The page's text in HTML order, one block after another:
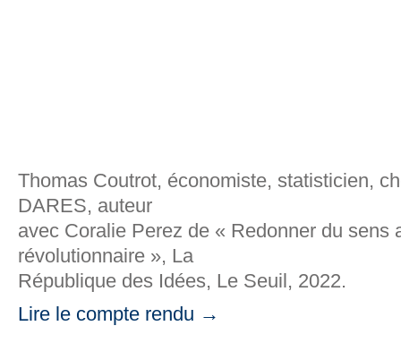
Thomas Coutrot, économiste, statisticien,
DARES, auteur
avec Coralie Perez de « Redonner du sens
révolutionnaire », La
République des Idées, Le Seuil, 2022.
Lire le compte rendu →